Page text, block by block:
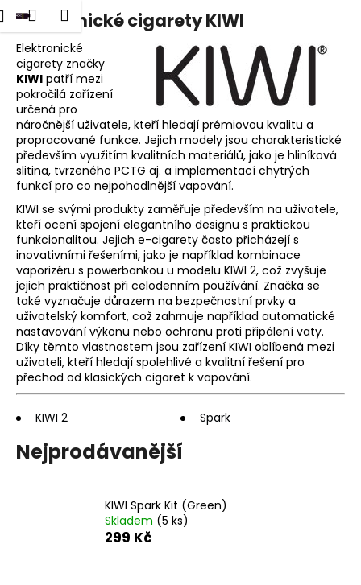
Přejít
na
obsah
Přihlášení
Nákupní
košík
Menu
Elektronické cigarety KIWI
Elektronické
cigarety značky
KIWI patří mezi
pokročilá zařízení
určená pro
náročnější uživatele, kteří hledají prémiovou kvalitu a
propracované funkce. Jejich modely jsou charakteristické
především využitím kvalitních materiálů, jako je hliníková
slitina, tvrzeného PCTG aj. a implementací chytrých
funkcí pro co nejpohodlnější vapování.
KIWI se svými produkty zaměřuje především na uživatele,
kteří ocení spojení elegantního designu s praktickou
funkcionalitou. Jejich e-cigarety často přicházejí s
inovativními řešeními, jako je například kombinace
vaporizéru s powerbankou u modelu KIWI 2, což zvyšuje
jejich praktičnost při celodenním používání. Značka se
také vyznačuje důrazem na bezpečnostní prvky a
uživatelský komfort, což zahrnuje například automatické
nastavování výkonu nebo ochranu proti připálení vaty.
Díky těmto vlastnostem jsou zařízení KIWI oblíbená mezi
uživateli, kteří hledají spolehlivé a kvalitní řešení pro
přechod od klasických cigaret k vapování.
KIWI 2 Spark
Nejprodávanější
KIWI Spark Kit (Green)
Skladem (5 ks)
299 Kč
K
o Zpět
Zpět
C
o
p
o
t
ř
e
b
u
j
e
t
e
n
a
j
í
t
?
HLEDAT